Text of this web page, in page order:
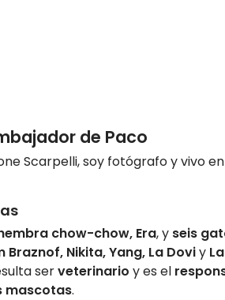
de Paco
Scarpelli, soy fotógrafo y vivo
chow-chow, Era, y seis
Braznof, Nikita, Yang, La Doviy
serveterinario y es el
mascotas.